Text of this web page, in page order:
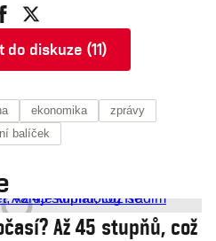
do diskuze (11)
ekonomika
zprávy
balíček
Až 45 stupňů, což